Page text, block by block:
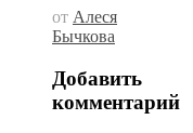
от Алеся
Бычкова
Добавить
комментарий